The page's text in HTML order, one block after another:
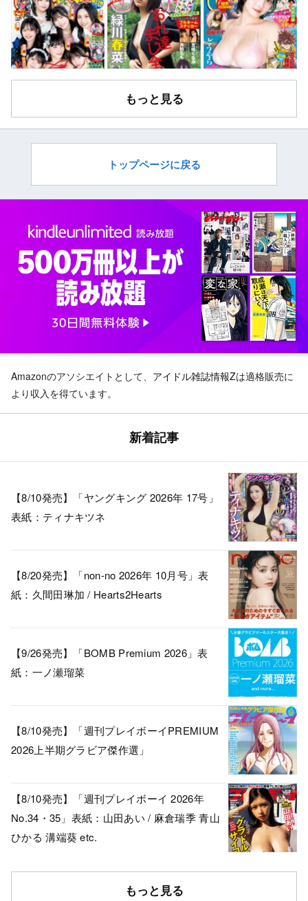
もっと見る
トップページに戻る
Amazonのアソシエイトとして、 アイドル雑誌情報Zは適格販売に
より収入を得ています。
新着記事
【8/10発売】「ヤングキング 2026年 17号」
表紙：ティナキツネ
【8/20発売】「non-no 2026年 10月号」表
紙：久間田琳加 / Hearts2Hearts
【9/26発売】「BOMB Premium 2026」表
紙：一ノ瀬瑠菜
【8/10発売】「週刊プレイボーイPREMIUM
2026上半期グラビア傑作選」
【8/10発売】「週刊プレイボーイ 2026年
No.34・35」表紙：山田あい / 麻倉瑞季 青山
ひかる 溝端葵 etc.
もっと見る